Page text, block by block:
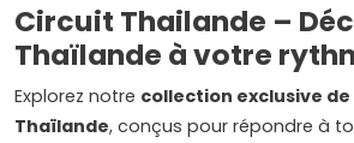
Circuit Thailande –
Thaïlande à votre
Explorez notre collection exclusive
Thaïlande, conçus pour répondre à